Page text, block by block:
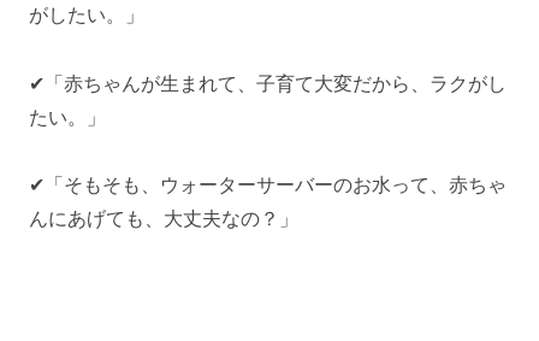
がしたい。」
✔「赤ちゃんが生まれて、子育て大変だから、ラクがし
たい。」
✔「そもそも、ウォーターサーバーのお水って、赤ちゃ
んにあげても、大丈夫なの？」